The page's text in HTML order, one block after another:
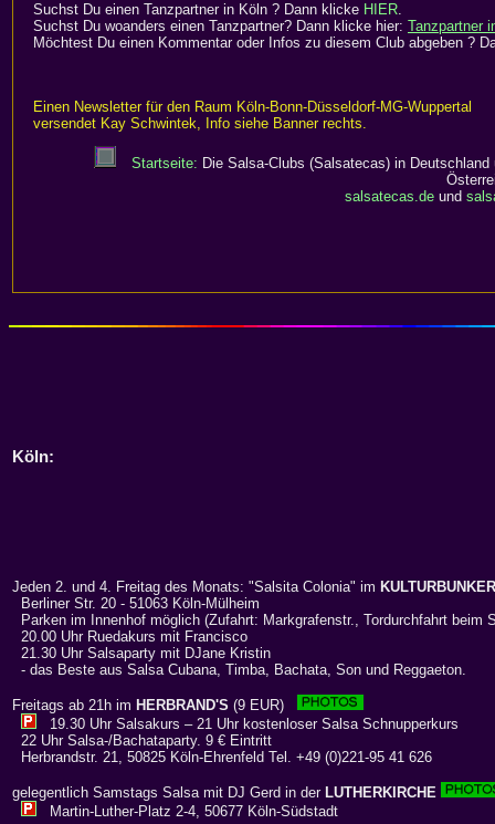
Suchst Du einen Tanzpartner in Köln ? Dann klicke HIER.
Suchst Du woanders einen Tanzpartner? Dann klicke hier: Tanzpartner
Möchtest Du einen Kommentar oder Infos zu diesem Club abgeben ?
Einen Newsletter für den Raum Köln-Bonn-Düsseldorf-MG-Wuppertal
versendet Kay Schwintek, Info siehe Banner rechts.
Startseite: Die Salsa-Clubs (Salsatecas) in Deutschland
salsatecas.de und
Köln:
Jeden 2. und 4. Freitag des Monats: "Salsita Colonia" im KULTURBUNKER
Berliner Str. 20 - 51063 Köln-Mülheim
Parken im Innenhof möglich (Zufahrt: Markgrafenstr., Tordurchfahrt beim
20.00 Uhr Ruedakurs mit Francisco
21.30 Uhr Salsaparty mit DJane Kristin
- das Beste aus Salsa Cubana, Timba, Bachata, Son und Reggaeton.
Freitags ab 21h im HERBRAND'S (9 EUR)
19.30 Uhr Salsakurs – 21 Uhr kostenloser Salsa Schnupperkurs
22 Uhr Salsa-/Bachataparty. 9 € Eintritt
Herbrandstr. 21, 50825 Köln-Ehrenfeld Tel. +49 (0)221-95 41 626
gelegentlich Samstags Salsa mit DJ Gerd in der LUTHERKIRCHE
Martin-Luther-Platz 2-4, 50677 Köln-Südstadt